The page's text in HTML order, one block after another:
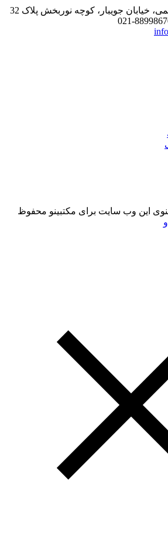
خیابان جویبار، کوچه نوربخش پلاک 32
این وب سایت برای مکتبینو محفوظ